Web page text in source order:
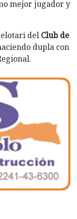
mejor jugador y
del Club de
dupla con